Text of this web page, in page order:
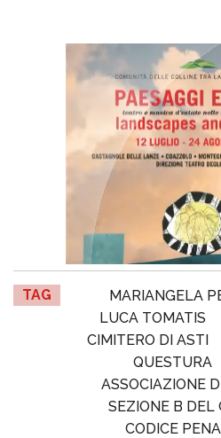
TAG
MARIANGELA
LUCA TOMATIS
CIMITERO DI ASTI
QUESTURA
ASSOCIAZIONE
SEZIONE B DEL
CODICE